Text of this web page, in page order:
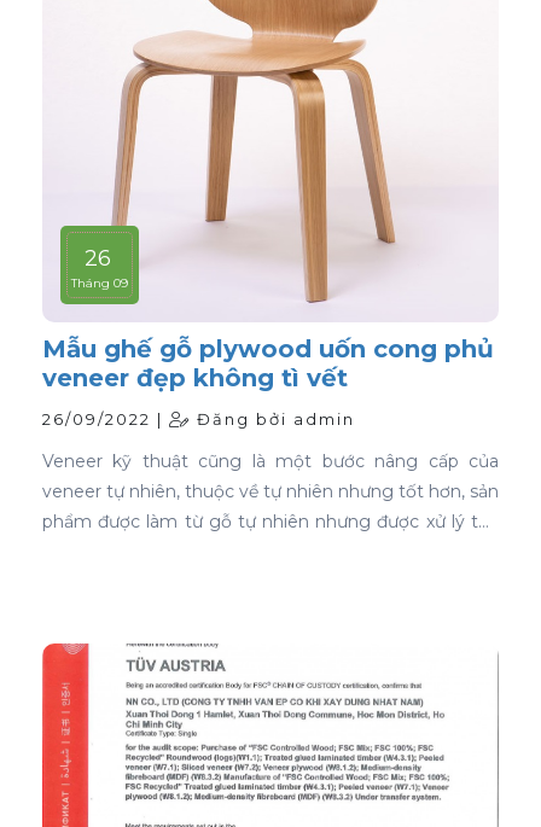
26
Tháng 09
Mẫu ghế gỗ plywood uốn cong phủ
veneer đẹp không tì vết
26/09/2022 | Đăng bởi admin
Veneer kỹ thuật cũng là một bước nâng cấp của
veneer tự nhiên, thuộc về tự nhiên nhưng tốt hơn, sản
phẩm được làm từ gỗ tự nhiên nhưng được xử lý tạo